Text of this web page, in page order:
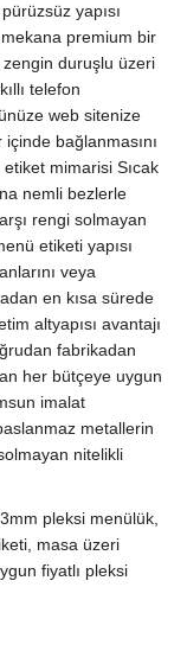
yapısı
premium bir
zengin duruşlu üzeri
telefon
web sitenize
bağlanmasını
mimarisi Sıcak
nemli bezlerle
rengi solmayan
etiketi yapısı
veya
en kısa sürede
altyapısı avantajı
fabrikadan
her bütçeye uygun
imalat
metallerin
nitelikli
pleksi menülük,
masa üzeri
fiyatlı pleksi